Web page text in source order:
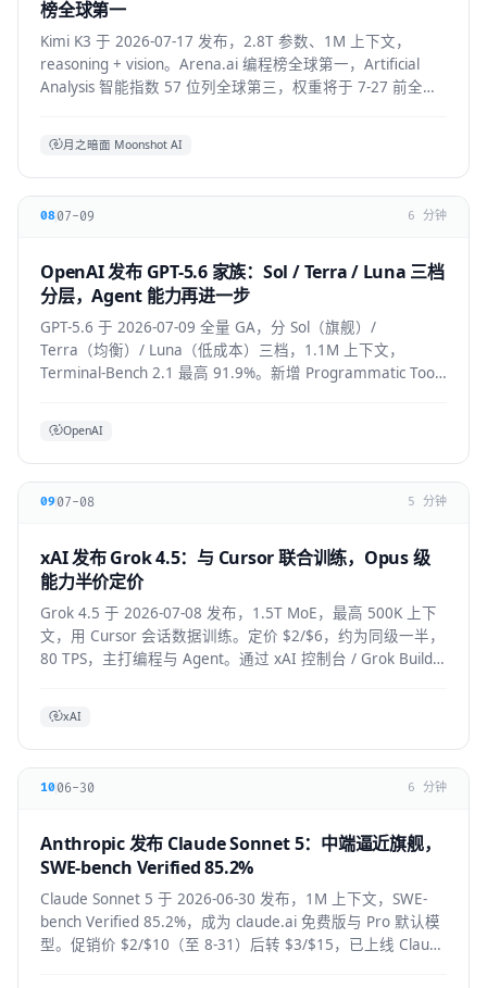
榜全球第一
Kimi K3 于 2026-07-17 发布，2.8T 参数、1M 上下文，
reasoning + vision。Arena.ai 编程榜全球第一，Artificial
Analysis 智能指数 57 位列全球第三，权重将于 7-27 前全部
月之暗面 Moonshot AI
0807-09 6 分钟
OpenAI 发布 GPT-5.6 家族：Sol / Terra / Luna 三档
分层，Agent 能力再进一步
GPT-5.6 于 2026-07-09 全量 GA，分 Sol（旗舰）/
Terra（均衡）/ Luna（低成本）三档，1.1M 上下文，
Terminal-Bench 2.1 最高 91.9%。新增 Programmatic Tool
OpenAI
0907-08 5 分钟
xAI 发布 Grok 4.5：与 Cursor 联合训练，Opus 级
能力半价定价
Grok 4.5 于 2026-07-08 发布，1.5T MoE，最高 500K 上下
文，用 Cursor 会话数据训练。定价 $2/$6，约为同级一半，
80 TPS，主打编程与 Agent。通过 xAI 控制台 / Grok Build /
xAI
1006-30 6 分钟
Anthropic 发布 Claude Sonnet 5：中端逼近旗舰，
SWE-bench Verified 85.2%
Claude Sonnet 5 于 2026-06-30 发布，1M 上下文，SWE-
bench Verified 85.2%，成为 claude.ai 免费版与 Pro 默认模
型。促销价 $2/$10（至 8-31）后转 $3/$15，已上线 Claude